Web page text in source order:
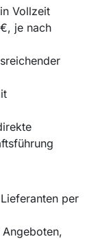
Vollzeit
je nach
per